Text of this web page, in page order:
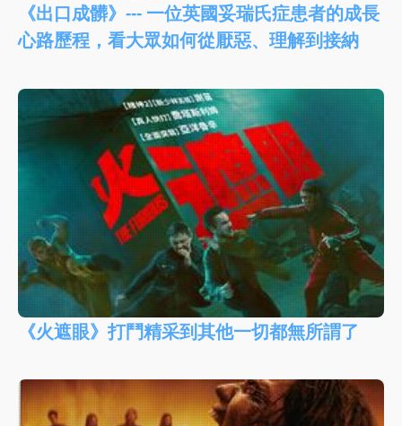
《出口成髒》--- 一位英國妥瑞氏症患者的成長
心路歷程，看大眾如何從厭惡、理解到接納
《火遮眼》打鬥精采到其他一切都無所謂了